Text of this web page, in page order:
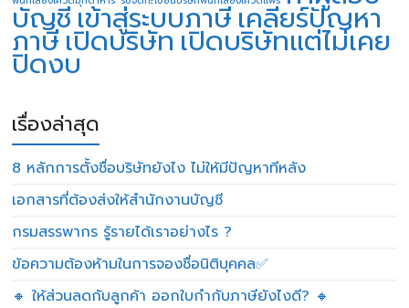
บัญชี เข้าสู่ระบบภาษี เคลียร์ปัญหา
ภาษีเปิดบริษัทเปิดบริษัทแต่ไม่เคย
ปิดงบ
เรื่องล่าสุด
8 หลักการตั้งชื่อบริษัทยังไง ไม่ให้มีปัญหาทีหลัง
เอกสารที่ต้องส่งให้สำนักงานบัญชี
กรมสรรพากร รู้รายได้เราอย่างไร ?
ข้อความต้องห้ามในการจองชื่อนิติบุคคล✅
🔸 ให้ส่วนลดกับลูกค้า ออกใบกำกับภาษียังไงดี? 🔸